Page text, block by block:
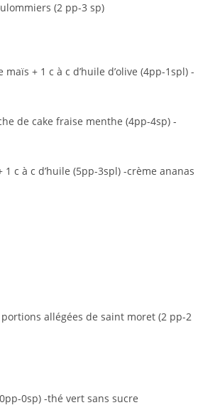
(2 pp-3 sp)
+ 1 c à c d’huile d’olive (4pp-1spl) -
de cake fraise menthe (4pp-4sp) -
c à c d’huile (5pp-3spl) -crème ananas
allégées de saint moret (2 pp-2
0sp) -thé vert sans sucre